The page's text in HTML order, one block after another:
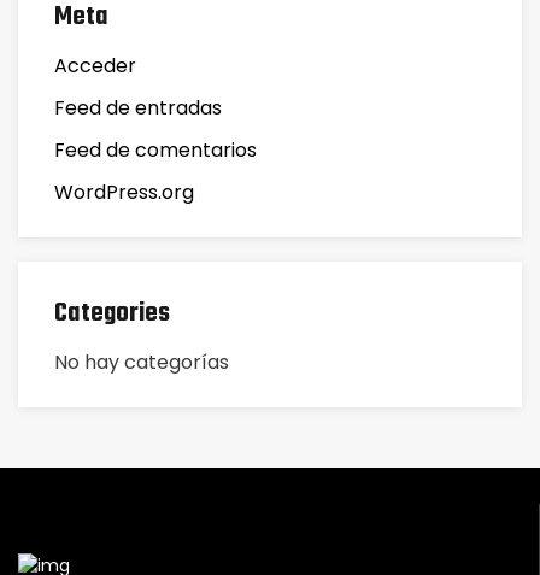
Meta
Acceder
Feed de entradas
Feed de comentarios
WordPress.org
Categories
No hay categorías